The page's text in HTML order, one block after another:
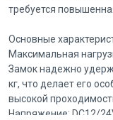
требуется
Основные
Максимальная
Замок надежно
кг, что делает его
высокой
Напряжение: DC12/